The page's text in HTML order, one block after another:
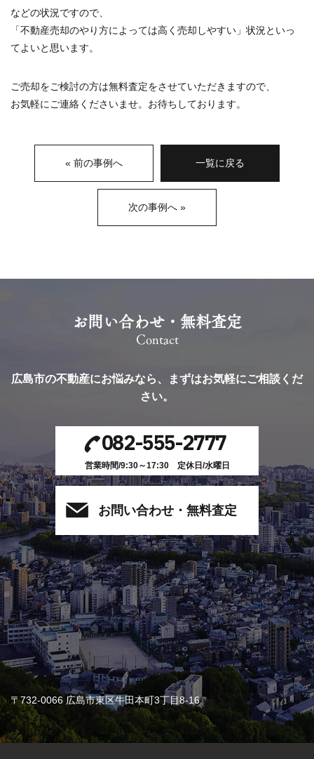
などの状況ですので、
「不動産売却のやり方によっては高く売却しやすい」状況といっ
てよいと思います。
ご売却をご検討の方は無料査定をさせていただきますので、
お気軽にご連絡くださいませ。お待ちしております。
« 前の事例へ 一覧に戻る
次の事例へ »
お問い合わせ・無料査定
Contact
広島市の不動産にお悩みなら、
まずはお気軽にご相談くだ
さい。
082-555-2777
営業時間/9:30～17:30 定休日/水曜日
お問い合わせ・無料査定
〒732-0066 広島市東区牛田本町3丁目8-16